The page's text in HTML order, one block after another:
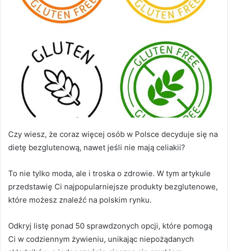
Czy wiesz, że coraz więcej osób w Polsce decyduje się na
dietę bezglutenową, nawet jeśli nie mają celiakii?
To nie tylko moda, ale i troska o zdrowie. W tym artykule
przedstawię Ci najpopularniejsze produkty bezglutenowe,
które możesz znaleźć na polskim rynku.
Odkryj listę ponad 50 sprawdzonych opcji, które pomogą
Ci w codziennym żywieniu, unikając niepożądanych